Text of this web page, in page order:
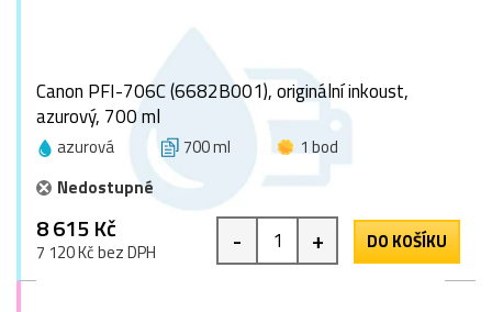
Canon PFI-706C (6682B001), originální inkoust,
azurový, 700 ml
azurová 700 ml
1 bod
Nedostupné
8 615 Kč
7 120 Kč bez DPH - + DO KOŠÍKU